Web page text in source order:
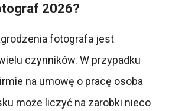
2026?
fotografa jest
czynników. W przypadku
na umowę o pracę osoba
może liczyć na zarobki nieco